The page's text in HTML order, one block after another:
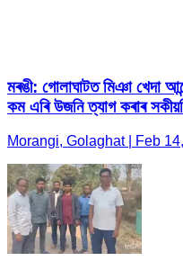
মৰঙী: গোলাঘাটত মিঞা খেদা
কম এৰি উজনি ত্যাগ কৰাৰ
Morangi, Golaghat | Feb